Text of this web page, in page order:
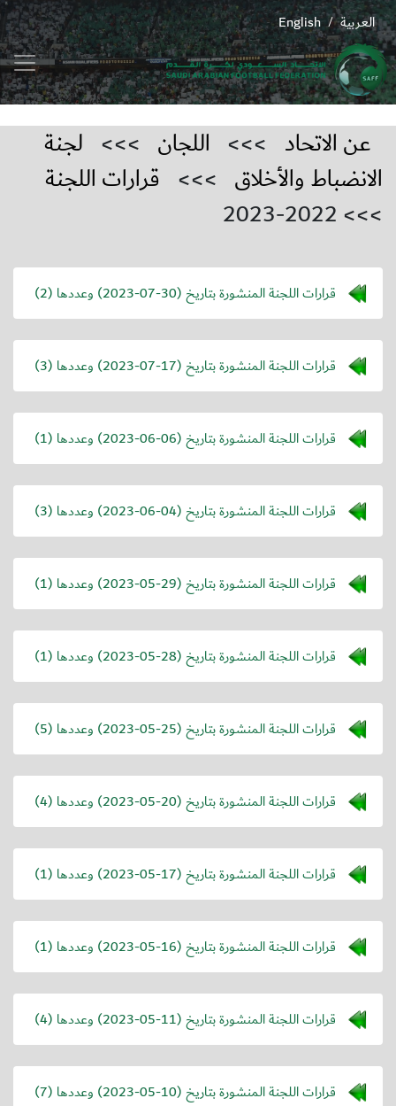
English / العربية
عن الاتحاد >>> اللجان >>> لجنة
الانضباط والأخلاق >>> قرارات اللجنة
>>> 2022-2023
قرارات اللجنة المنشورة بتاريخ (2023-07-30) وعددها (2)
قرارات اللجنة المنشورة بتاريخ (2023-07-17) وعددها (3)
قرارات اللجنة المنشورة بتاريخ (2023-06-06) وعددها (1)
قرارات اللجنة المنشورة بتاريخ (2023-06-04) وعددها (3)
قرارات اللجنة المنشورة بتاريخ (2023-05-29) وعددها (1)
قرارات اللجنة المنشورة بتاريخ (2023-05-28) وعددها (1)
قرارات اللجنة المنشورة بتاريخ (2023-05-25) وعددها (5)
قرارات اللجنة المنشورة بتاريخ (2023-05-20) وعددها (4)
قرارات اللجنة المنشورة بتاريخ (2023-05-17) وعددها (1)
قرارات اللجنة المنشورة بتاريخ (2023-05-16) وعددها (1)
قرارات اللجنة المنشورة بتاريخ (2023-05-11) وعددها (4)
قرارات اللجنة المنشورة بتاريخ (2023-05-10) وعددها (7)